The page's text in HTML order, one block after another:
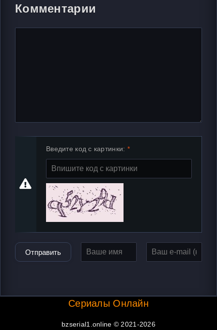
Комментарии
Введите код с картинки:
Отправить
Сериалы Онлайн
bzserial1.online © 2021-2026